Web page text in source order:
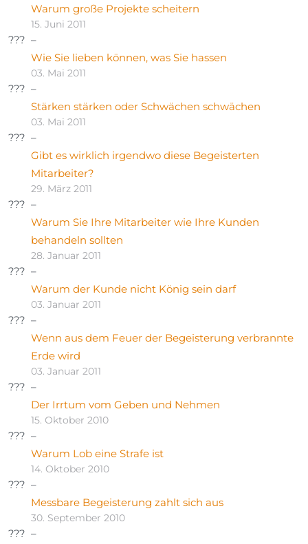
Warum große Projekte scheitern
15. Juni 2011
Wie Sie lieben können, was Sie hassen
03. Mai 2011
Stärken stärken oder Schwächen schwächen
03. Mai 2011
Gibt es wirklich irgendwo diese Begeisterten
Mitarbeiter?
29. März 2011
Warum Sie Ihre Mitarbeiter wie Ihre Kunden
behandeln sollten
28. Januar 2011
Warum der Kunde nicht König sein darf
03. Januar 2011
Wenn aus dem Feuer der Begeisterung verbrannte
Erde wird
03. Januar 2011
Der Irrtum vom Geben und Nehmen
15. Oktober 2010
Warum Lob eine Strafe ist
14. Oktober 2010
Messbare Begeisterung zahlt sich aus
30. September 2010